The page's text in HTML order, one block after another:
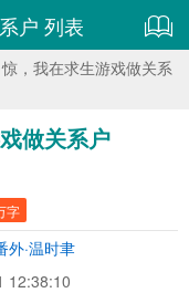
户 列表
惊，我在求生游戏做关系
做关系户
字
外·温时聿
12:38:10